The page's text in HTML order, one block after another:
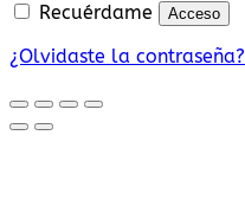
Recuérdame Acceso
¿Olvidaste la contraseña?